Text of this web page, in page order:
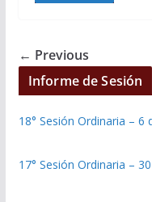
← Previous
Informe de Sesión
18° Sesión Ordinaria – 6
17° Sesión Ordinaria –